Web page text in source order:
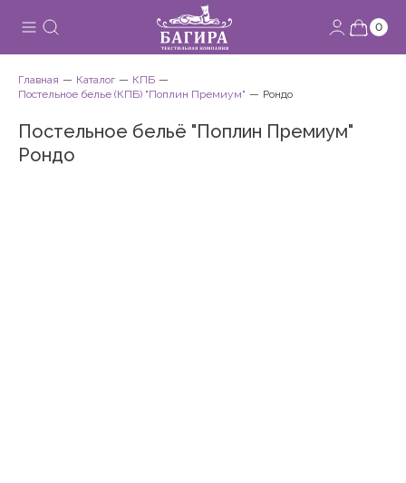
0
Главная Каталог
КПБ
Постельное белье (КПБ) "Поплин Премиум"
Рондо
Постельное бельё "Поплин Премиум"
Рондо